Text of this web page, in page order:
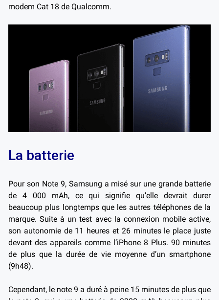
modem Cat 18 de Qualcomm.
La batterie
Pour son Note 9, Samsung a misé sur une grande batterie
de 4 000 mAh, ce qui signifie qu’elle devrait durer
beaucoup plus longtemps que les autres téléphones de la
marque.Suite à un test avec la connexion mobile active,
son autonomie de 11 heures et 26 minutes le place juste
devant des appareils comme l’iPhone 8 Plus. 90 minutes
de plus que la durée de vie moyenne d’un smartphone
(9h48).
Cependant, le note 9 a duré à peine 15 minutes de plus que